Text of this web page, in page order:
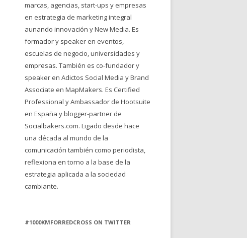
marcas, agencias, start-ups y empresas
en estrategia de marketing integral
aunando innovación y New Media. Es
formador y speaker en eventos,
escuelas de negocio, universidades y
empresas. También es co-fundador y
speaker en Adictos Social Media y Brand
Associate en MapMakers. Es Certified
Professional y Ambassador de Hootsuite
en España y blogger-partner de
Socialbakers.com. Ligado desde hace
una década al mundo de la
comunicación también como periodista,
reflexiona en torno a la base de la
estrategia aplicada a la sociedad
cambiante.
#1000KMFORREDCROSS ON TWITTER